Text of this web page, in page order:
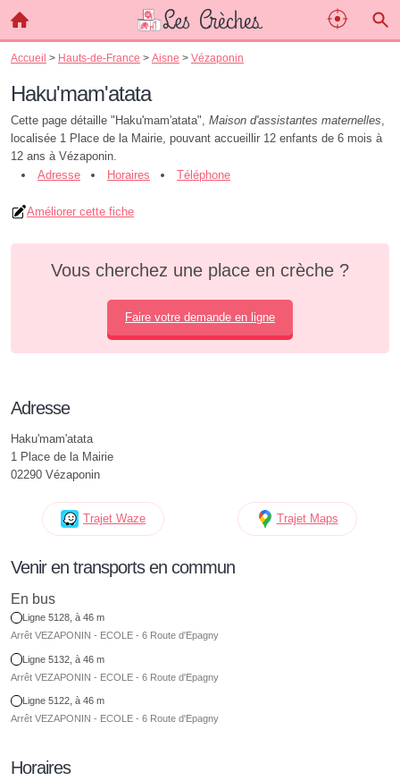
Accueil > Hauts-de-France > Aisne > Vézaponin
Haku'mam'atata
Cette page détaille "Haku'mam'atata", Maison d'assistantes maternelles,
localisée 1 Place de la Mairie, pouvant accueillir 12 enfants de 6 mois à
12 ans à Vézaponin.
Adresse
Horaires Téléphone
Améliorer cette fiche
Vous cherchez une place en crèche ?
Faire votre demande en ligne
Adresse
Haku'mam'atata
1 Place de la Mairie
02290 Vézaponin
Trajet Waze Trajet Maps
Venir en transports en commun
En bus
Ligne 5128, à 46 m
Arrêt VEZAPONIN - ECOLE - 6 Route d'Epagny
Ligne 5132, à 46 m
Arrêt VEZAPONIN - ECOLE - 6 Route d'Epagny
Ligne 5122, à 46 m
Arrêt VEZAPONIN - ECOLE - 6 Route d'Epagny
Horaires